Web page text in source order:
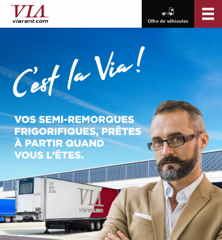
Offre de véhicules